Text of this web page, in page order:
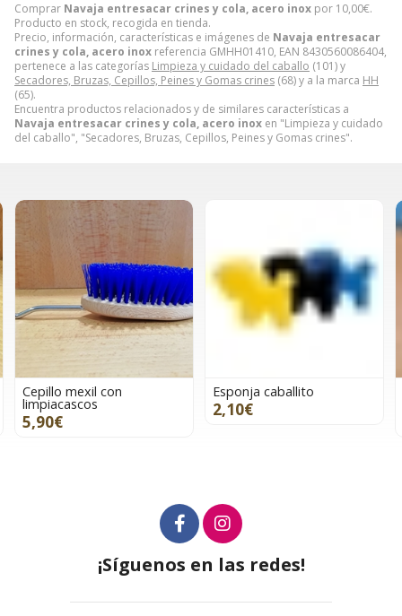
Comprar Navaja entresacar crines y cola, acero inox por 10,00€.
Producto en stock, recogida en tienda.
Precio, información, características e imágenes de Navaja entresacar
crines y cola, acero inox referencia GMHH01410, EAN 8430560086404,
pertenece a las categorías Limpieza y cuidado del caballo (101) y
Secadores, Bruzas, Cepillos, Peines y Gomas crines (68) y a la marca HH
(65).
Encuentra productos relacionados y de similares características a
Navaja entresacar crines y cola, acero inox en "Limpieza y cuidado
del caballo", "Secadores, Bruzas, Cepillos, Peines y Gomas crines".
Cepillo mexil con
limpiacascos
5,90€
Esponja caballito
2,10€
¡Síguenos en las redes!